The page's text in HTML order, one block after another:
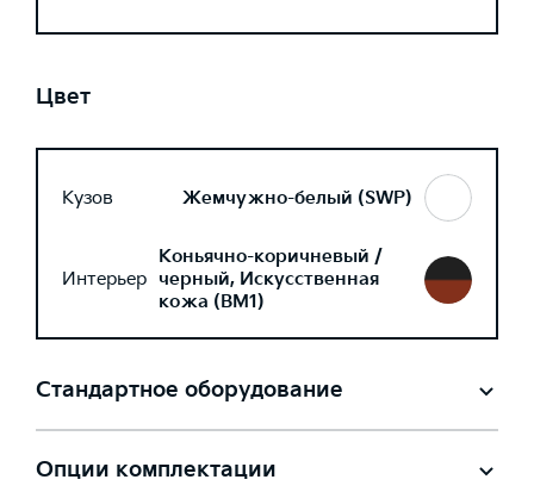
Цвет
Кузов Жемчужно-белый (SWP)
Интерьер
Коньячно-коричневый /
черный, Искусственная
кожа (BM1)
Стандартное оборудование
Опции комплектации